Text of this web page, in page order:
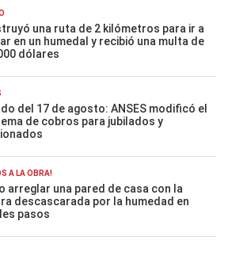
una ruta de 2 kilómetros para ir a
en un humedal y recibió una multa de
dólares
del 17 de agosto: ANSES modificó el
de cobros para jubilados y
A LA OBRA!
arreglar una pared de casa con la
descascarada por la humedad en
pasos